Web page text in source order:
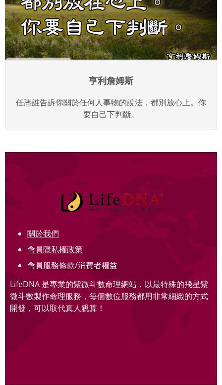
亨利詹姆斯
任憑誰告訴你關於任何人事物的說法，都別放心上。你
要自己下判斷。
關於我們
會員隱私權政策
會員服務條款/消費者權益
LifeDNA 是專業的紫微斗數命理網站，以最特殊的飛星紫
微斗數製作命理服務，每個數位服務都用非常細緻的方式
開發，可以取代真人親算！